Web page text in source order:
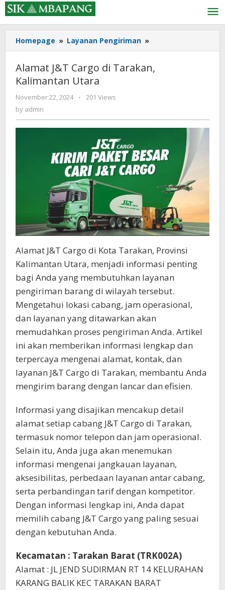
Skip
to
content
Homepage » Layanan Pengiriman »
J&T
di
Alamat J&T Cargo di Tarakan,
Kalimantan Utara
November 22, 2024
by
-
201 Views
by admin
Alamat J&T Cargo di Kota Tarakan, Provinsi
Kalimantan Utara, menjadi informasi penting
bagi Anda yang membutuhkan layanan
pengiriman barang di wilayah tersebut.
Mengetahui lokasi cabang, jam operasional,
dan layanan yang ditawarkan akan
memudahkan proses pengiriman Anda. Artikel
ini akan memberikan informasi lengkap dan
terpercaya mengenai alamat, kontak, dan
layanan J&T Cargo di Tarakan, membantu Anda
mengirim barang dengan lancar dan efisien.
Informasi yang disajikan mencakup detail
alamat setiap cabang J&T Cargo di Tarakan,
termasuk nomor telepon dan jam operasional.
Selain itu, Anda juga akan menemukan
informasi mengenai jangkauan layanan,
aksesibilitas, perbedaan layanan antar cabang,
serta perbandingan tarif dengan kompetitor.
Dengan informasi lengkap ini, Anda dapat
memilih cabang J&T Cargo yang paling sesuai
dengan kebutuhan Anda.
Kecamatan : Tarakan Barat (TRK002A)
Alamat : JL JEND SUDIRMAN RT 14 KELURAHAN
KARANG BALIK KEC TARAKAN BARAT